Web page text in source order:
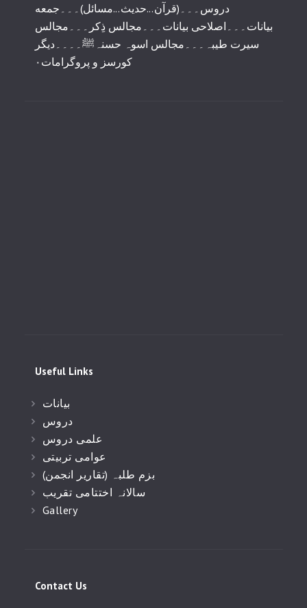
دروس۔۔۔(قرآن...حدیث...مسائل)۔۔۔جمعه
بیانات۔۔۔اصلاحی بیانات۔۔۔مجالس ذِکر۔۔۔مجالس
سیرت طیبہ۔۔۔مجالس اسوہ حسنہﷺ۔۔۔۔دیگر
کورسز و پروگرامات٠
Useful Links
بیانات
دروس
علمی دروس
عوامی تربیتی
(بزم طلبہ (تقاریر انجمن
سالانہ اختتامی تقریب
Gallery
Contact Us